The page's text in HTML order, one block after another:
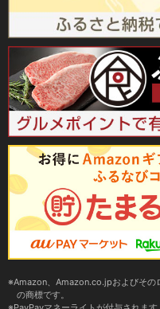
Amazon、Amazon.co.jpおよびその
の商標です。